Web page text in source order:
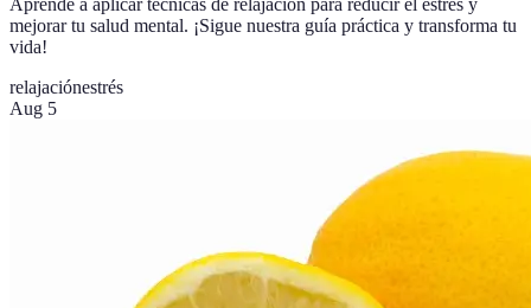
mejorar tu salud mental. ¡Sigue nuestra guía práctica y transforma tu
vida!
relajaciónestrés
Aug 5